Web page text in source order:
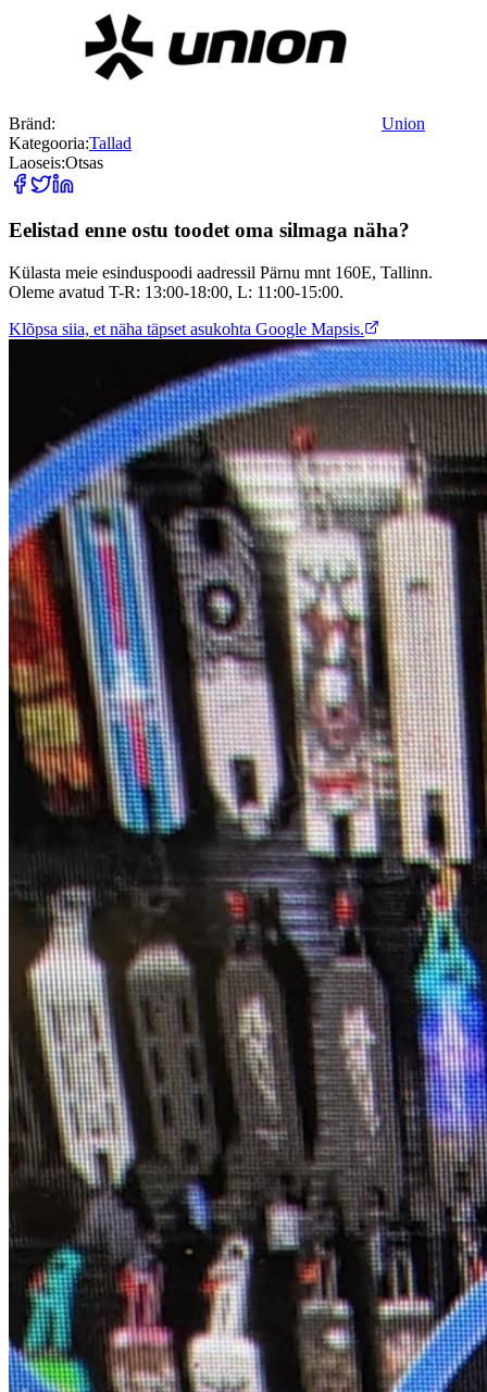
Bränd:
Union
Kategooria:Tallad
Laoseis:Otsas
Eelistad enne ostu toodet oma silmaga näha?
Külasta meie esinduspoodi aadressil Pärnu mnt 160E, Tallinn.
Oleme avatud T-R: 13:00-18:00, L: 11:00-15:00.
Klõpsa siia, et näha täpset asukohta Google Mapsis.